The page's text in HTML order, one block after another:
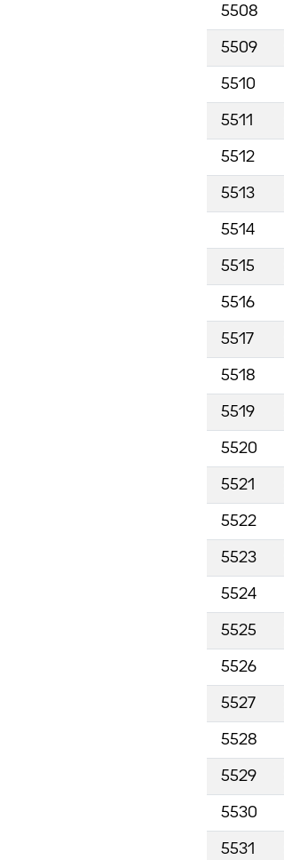
5508
5509
5510
5511
5512
5513
5514
5515
5516
5517
5518
5519
5520
5521
5522
5523
5524
5525
5526
5527
5528
5529
5530
5531